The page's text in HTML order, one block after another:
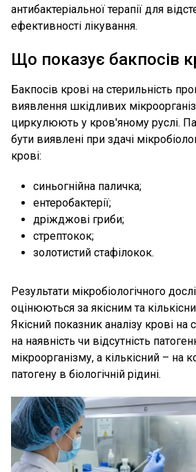
антибактеріальної терапії для
ефективності лікування.
Що показує бакпосів
Бакпосів крові на стерильність
виявлення шкідливих
циркулюють у кров'яному руслі.
бути виявлені при здачі
крові:
синьогнійна паличка;
ентеробактерії;
дріжджові гриби;
стрептокок;
золотистий стафілокок.
Результати мікробіологічного
оцінюються за якісним та
Якісний показник аналізу крові на
на наявність чи відсутність
мікроорганізму, а кількісний – на
патогену в біологічній рідині.